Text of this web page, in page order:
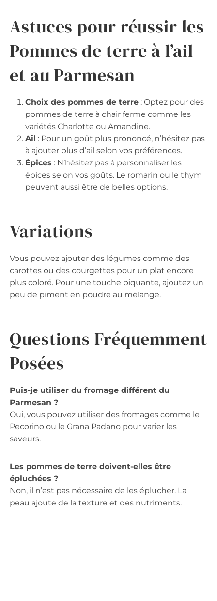
Astuces pour réussir les
Pommes de terre à l’ail
et au Parmesan
Choix des pommes de terre : Optez pour des
pommes de terre à chair ferme comme les
variétés Charlotte ou Amandine.
Ail : Pour un goût plus prononcé, n’hésitez pas
à ajouter plus d’ail selon vos préférences.
Épices : N’hésitez pas à personnaliser les
épices selon vos goûts. Le romarin ou le thym
peuvent aussi être de belles options.
Variations
Vous pouvez ajouter des légumes comme des
carottes ou des courgettes pour un plat encore
plus coloré. Pour une touche piquante, ajoutez un
peu de piment en poudre au mélange.
Questions Fréquemment
Posées
Puis-je utiliser du fromage différent du
Parmesan ?
Oui, vous pouvez utiliser des fromages comme le
Pecorino ou le Grana Padano pour varier les
saveurs.
Les pommes de terre doivent-elles être
épluchées ?
Non, il n’est pas nécessaire de les éplucher. La
peau ajoute de la texture et des nutriments.